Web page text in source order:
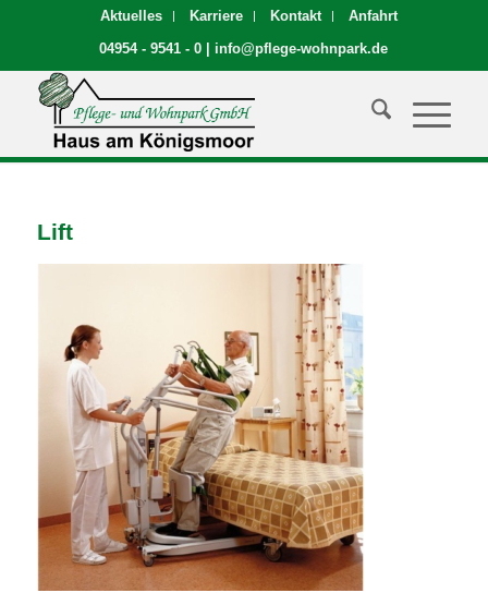
Aktuelles Karriere Kontakt
Anfahrt
04954 - 9541 - 0
info@pflege-wohnpark.de
Lift